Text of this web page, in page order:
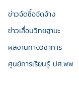
ข่าวจัดซื้อจัดจ้าง
ข่าวเลื่อนวิทยฐานะ
ผลงานทางวิชาการ
ศูนย์การเรียนรู้ ปศ.พพ.